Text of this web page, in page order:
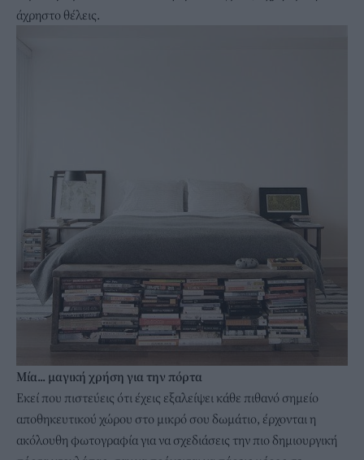
άχρηστο θέλεις.
Μία... μαγική χρήση για την πόρτα
Εκεί που πιστεύεις ότι έχεις εξαλείψει κάθε πιθανό σημείο
αποθηκευτικού χώρου στο μικρό σου δωμάτιο, έρχονται η
ακόλουθη φωτογραφία για να σχεδιάσεις την πιο δημιουργική